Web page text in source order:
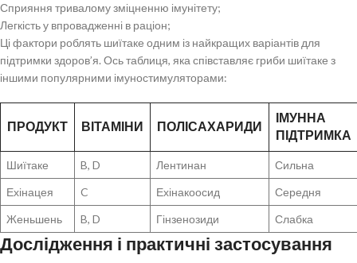
Сприяння тривалому зміцненню імунітету;
Легкість у впровадженні в раціон;
Ці фактори роблять шиїтаке одним із найкращих варіантів для
підтримки здоров’я. Ось таблиця, яка співставляє гриби шиїтаке з
іншими популярними імуностимуляторами:
ПРОДУКТ ВІТАМІНИ ПОЛІСАХАРИДИ
ІМУННА
ПІДТРИМКА
Шиїтаке B, D Лентинан
Сильна
Ехінацея
C Ехінакоосид
Середня
Женьшень
B, D Гінзенозиди Слабка
Дослідження і практичні застосування